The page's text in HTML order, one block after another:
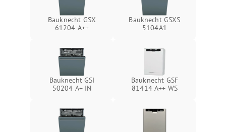
Bauknecht GSX
61204 A++
Bauknecht GSXS
5104A1
Bauknecht GSI
50204 A+ IN
Bauknecht GSF
81414 A++ WS